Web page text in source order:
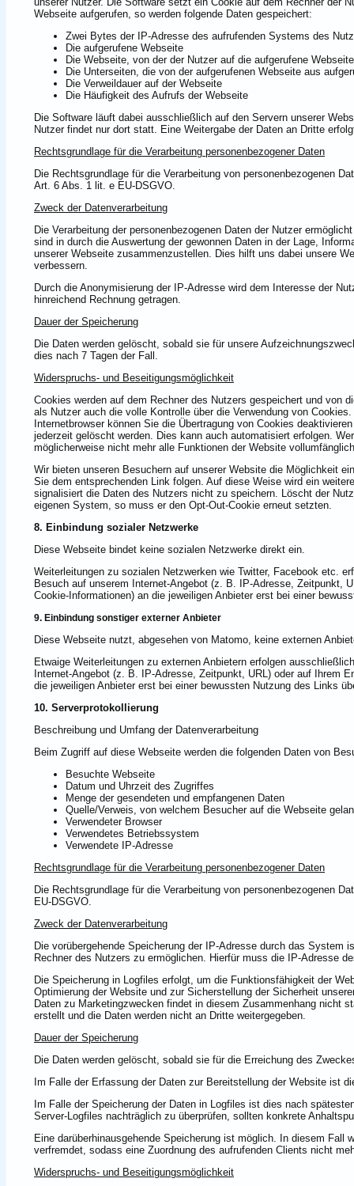
Webseite aufgerufen, so werden folgende Daten gespeichert:
Zwei Bytes der IP-Adresse des aufrufenden Systems des
Die aufgerufene Webseite
Die Webseite, von der der Nutzer auf die aufgerufene
Die Unterseiten, die von der aufgerufenen Webseite aus
Die Verweildauer auf der Webseite
Die Häufigkeit des Aufrufs der Webseite
Die Software läuft dabei ausschließlich auf den Servern unserer
Nutzer findet nur dort statt. Eine Weitergabe der Daten an Dritte
Rechtsgrundlage für die Verarbeitung personenbezogener Daten
Die Rechtsgrundlage für die Verarbeitung von personenbezogenen
Art. 6 Abs. 1 lit. e EU-DSGVO.
Zweck der Datenverarbeitung
Die Verarbeitung der personenbezogenen Daten der Nutzer
sind in durch die Auswertung der gewonnen Daten in der Lage,
unserer Webseite zusammenzustellen. Dies hilft uns dabei unsere
verbessern.
Durch die Anonymisierung der IP-Adresse wird dem Interesse der
hinreichend Rechnung getragen.
Dauer der Speicherung
Die Daten werden gelöscht, sobald sie für unsere
dies nach 7 Tagen der Fall.
Widerspruchs- und Beseitigungsmöglichkeit
Cookies werden auf dem Rechner des Nutzers gespeichert und von
als Nutzer auch die volle Kontrolle über die Verwendung von
Internetbrowser können Sie die Übertragung von Cookies
jederzeit gelöscht werden. Dies kann auch automatisiert erfolgen.
möglicherweise nicht mehr alle Funktionen der Website
Wir bieten unseren Besuchern auf unserer Website die Möglichkeit
Sie dem entsprechenden Link folgen. Auf diese Weise wird ein
signalisiert die Daten des Nutzers nicht zu speichern. Löscht der
eigenen System, so muss er den Opt-Out-Cookie erneut setzten.
8. Einbindung sozialer Netzwerke
Diese Webseite bindet keine sozialen Netzwerke direkt ein.
Weiterleitungen zu sozialen Netzwerken wie Twitter, Facebook etc.
Besuch auf unserem Internet-Angebot (z. B. IP-Adresse, Zeitpunkt,
Cookie-Informationen) an die jeweiligen Anbieter erst bei einer
9. Einbindung sonstiger externer Anbieter
Diese Webseite nutzt, abgesehen von Matomo, keine externen
Etwaige Weiterleitungen zu externen Anbietern erfolgen
Internet-Angebot (z. B. IP-Adresse, Zeitpunkt, URL) oder auf Ihrem
die jeweiligen Anbieter erst bei einer bewussten Nutzung des Links
10. Serverprotokollierung
Beschreibung und Umfang der Datenverarbeitung
Beim Zugriff auf diese Webseite werden die folgenden Daten von
Besuchte Webseite
Datum und Uhrzeit des Zugriffes
Menge der gesendeten und empfangenen Daten
Quelle/Verweis, von welchem Besucher auf die Webseite
Verwendeter Browser
Verwendetes Betriebssystem
Verwendete IP-Adresse
Rechtsgrundlage für die Verarbeitung personenbezogener Daten
Die Rechtsgrundlage für die Verarbeitung von personenbezogenen
EU-DSGVO.
Zweck der Datenverarbeitung
Die vorübergehende Speicherung der IP-Adresse durch das System
Rechner des Nutzers zu ermöglichen. Hierfür muss die IP-Adresse
Die Speicherung in Logfiles erfolgt, um die Funktionsfähigkeit der
Optimierung der Website und zur Sicherstellung der Sicherheit
Daten zu Marketingzwecken findet in diesem Zusammenhang nicht
erstellt und die Daten werden nicht an Dritte weitergegeben.
Dauer der Speicherung
Die Daten werden gelöscht, sobald sie für die Erreichung des
Im Falle der Erfassung der Daten zur Bereitstellung der Website ist
Im Falle der Speicherung der Daten in Logfiles ist dies nach
Server-Logfiles nachträglich zu überprüfen, sollten konkrete
Eine darüberhinausgehende Speicherung ist möglich. In diesem Fall
verfremdet, sodass eine Zuordnung des aufrufenden Clients nicht
Widerspruchs- und Beseitigungsmöglichkeit